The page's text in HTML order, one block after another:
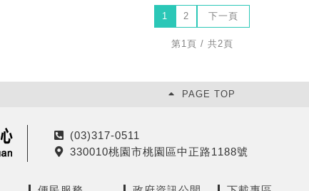
1 2 下一頁
第1頁 / 共2頁
PAGE TOP
電
話
(03)317-0511
地
330010桃園市桃園區中正路1188號